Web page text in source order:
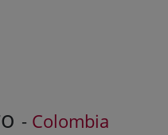
- Colombia